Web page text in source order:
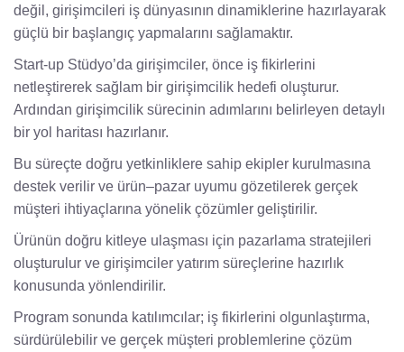
değil, girişimcileri iş dünyasının dinamiklerine hazırlayarak
güçlü bir başlangıç yapmalarını sağlamaktır.
Start-up Stüdyo’da girişimciler, önce iş fikirlerini
netleştirerek sağlam bir girişimcilik hedefi oluşturur.
Ardından girişimcilik sürecinin adımlarını belirleyen detaylı
bir yol haritası hazırlanır.
Bu süreçte doğru yetkinliklere sahip ekipler kurulmasına
destek verilir ve ürün–pazar uyumu gözetilerek gerçek
müşteri ihtiyaçlarına yönelik çözümler geliştirilir.
Ürünün doğru kitleye ulaşması için pazarlama stratejileri
oluşturulur ve girişimciler yatırım süreçlerine hazırlık
konusunda yönlendirilir.
Program sonunda katılımcılar; iş fikirlerini olgunlaştırma,
sürdürülebilir ve gerçek müşteri problemlerine çözüm